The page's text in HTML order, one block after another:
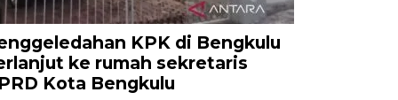
KPK di Bengkulu
ke rumah sekretaris
Kota Bengkulu